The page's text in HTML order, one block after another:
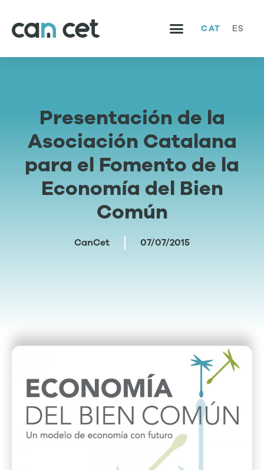
CAT ES
Presentación de la
Asociación Catalana
para el Fomento de la
Economía del Bien
Común
CanCet 07/07/2015